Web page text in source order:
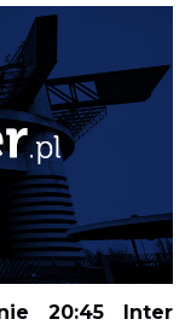
20:45 Inter